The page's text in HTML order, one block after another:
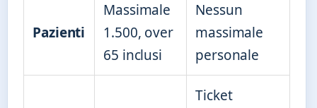
Pazienti
Massimale
1.500, over
65 inclusi
Nessun
massimale
personale
Ticket